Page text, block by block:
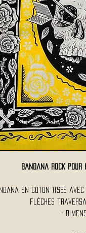
Bandana Rock pour
en coton Tissé
flèches
-